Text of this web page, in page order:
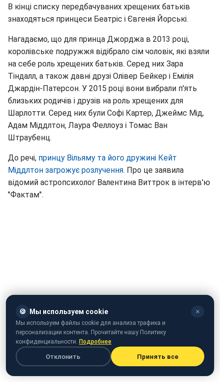
В кінці списку передбачуваних хрещених батьків
знаходяться принцеси Беатріс і Євгенія Йорські.
Нагадаємо, що для принца Джорджа в 2013 році,
королівське подружжя відібрало сім чоловік, які взяли
на себе роль хрещених батьків. Серед них Зара
Тіндалл, а також давні друзі Олівер Бейкер і Емілія
Джардін-Патерсон. У 2015 році вони вибрали п'ять
близьких родичів і друзів на роль хрещених для
Шарлотти. Серед них були Софі Картер, Джеймс Мід,
Адам Міддлтон, Лаура Феллоуз і Томас Ван
Штраубенц.
До речі, принцу Вільяму та його дружині Кейт
Міддлтон загрожує розлучення. Про це заявила
відомий астропсихолог Валентина Виттрок в інтерв'ю
"Фактам".
Відео: video.rbc.ua
🍪 Мы используем cookie ✕
Мы используем файлы cookie для анализа трафика и
персонализации контента. Прочитайте нашу Политику
конфиденциальности. Подробнее
Отклонить Принять все